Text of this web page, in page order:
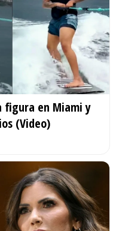
figura en Miami y
(Video)